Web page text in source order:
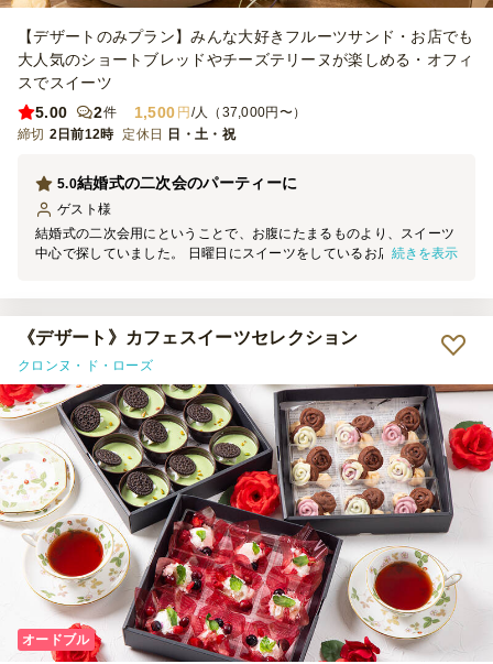
【デザートのみプラン】みんな大好きフルーツサンド・お店でも
大人気のショートブレッドやチーズテリーヌが楽しめる・オフィ
スでスイーツ
5.00
2件 1,500 円 /人（37,000円〜）
締切 2日前12時 定休日 日・土・祝
結婚式の二次会のパーティーに
5.0
ゲスト 様
結婚式の二次会用にということで、お腹にたまるものより、スイーツ
中心で探していました。 日曜日にスイーツをしているお店は都内で
す。
続きを表示
《デザート》カフェスイーツセレクション
クロンヌ・ド・ローズ
オードブル